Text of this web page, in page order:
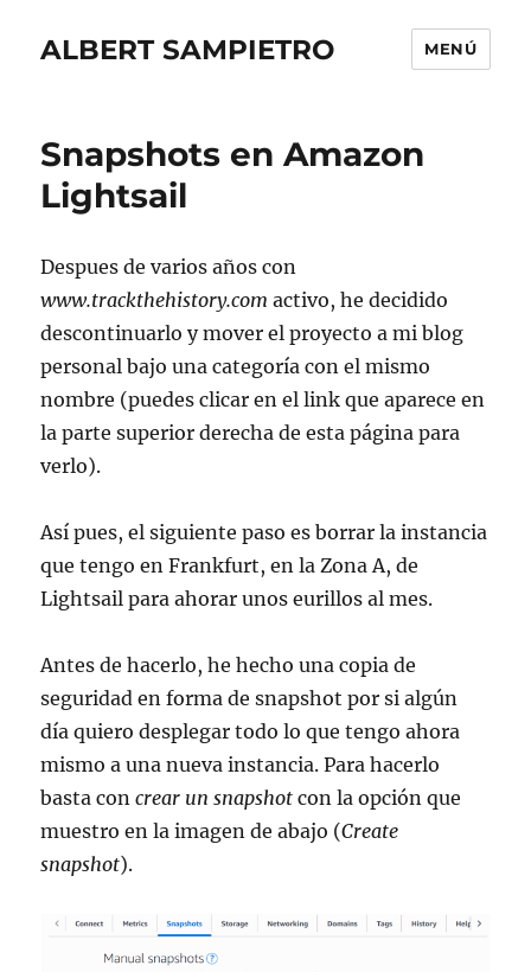
ALBERT SAMPIETRO MENÚ
Snapshots en Amazon
Lightsail
Despues de varios años con
www.trackthehistory.com activo, he decidido
descontinuarlo y mover el proyecto a mi blog
personal bajo una categoría con el mismo
nombre (puedes clicar en el link que aparece en
la parte superior derecha de esta página para
verlo).
Así pues, el siguiente paso es borrar la instancia
que tengo en Frankfurt, en la Zona A, de
Lightsail para ahorar unos eurillos al mes.
Antes de hacerlo, he hecho una copia de
seguridad en forma de snapshot por si algún
día quiero desplegar todo lo que tengo ahora
mismo a una nueva instancia. Para hacerlo
basta concrear un snapshot con la opción que
muestro en la imagen de abajo (Create
snapshot).